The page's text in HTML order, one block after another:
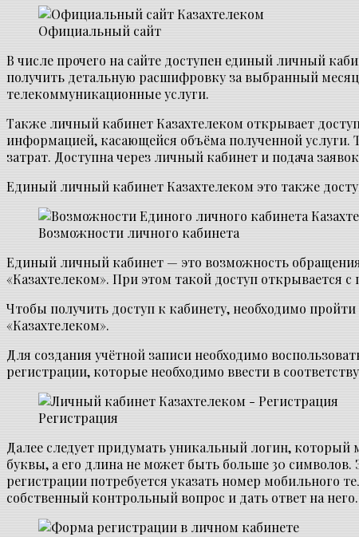
Официальный сайт
В числе прочего на сайте доступен единый личный
получить детальную расшифровку за выбранный
телекоммуникационные услуги.
Также личный кабинет Казахтелеком открывает
информацией, касающейся объёма полученной
затрат. Доступна через личный кабинет и подача
Единый личный кабинет Казахтелеком это также
Возможности личного кабинета
Единый личный кабинет — это возможность
«Казахтелеком». При этом такой доступ открывается
Чтобы получить доступ к кабинету, необходимо
«Казахтелеком».
Для создания учётной записи необходимо
регистрации, которые необходимо ввести в
Регистрация
Далее следует придумать уникальный логин,
буквы, а его длина не может быть больше 30
регистрации потребуется указать номер мобильного
собственный контрольный вопрос и дать ответ на него.